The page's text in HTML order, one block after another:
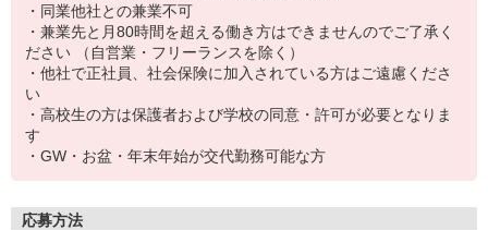
・同業他社との兼業不可
・兼業先と月80時間を超える働き方はできませんのでご了承く
ださい （自営業・フリーランスを除く）
・他社で正社員、社会保険に加入されている方はご遠慮くださ
い
・高校生の方は保護者および学校の同意・許可が必要となりま
す
・GW・お盆・年末年始が交代勤務可能な方
応募方法